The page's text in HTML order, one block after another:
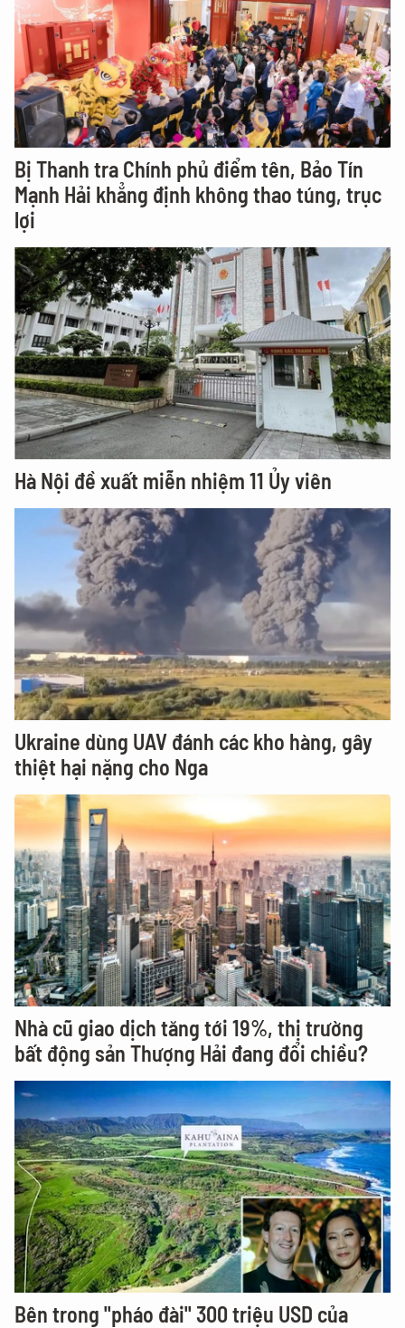
Bị Thanh tra Chính phủ điểm tên, Bảo Tín
Mạnh Hải khẳng định không thao túng, trục
lợi
Hà Nội đề xuất miễn nhiệm 11 Ủy viên
Ukraine dùng UAV đánh các kho hàng, gây
thiệt hại nặng cho Nga
Nhà cũ giao dịch tăng tới 19%, thị trường
bất động sản Thượng Hải đang đổi chiều?
Bên trong "pháo đài" 300 triệu USD của